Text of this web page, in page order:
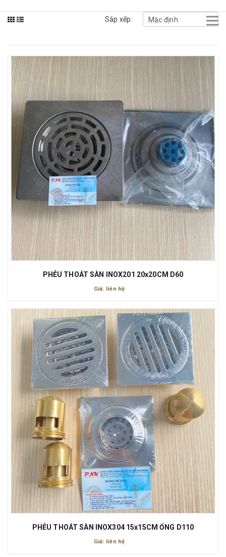
Sắp xếp:
PHỄU THOÁT SÀN INOX201 20x20CM D60
Giá: liên hệ
PHỄU THOÁT SÀN INOX304 15x15CM ỐNG D110
Giá: liên hệ